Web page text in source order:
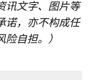
讯文字、图片等
诺，亦不构成任
自担。）